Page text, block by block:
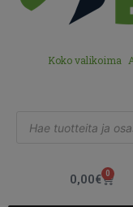
Koko valikoima
0,00€ 0